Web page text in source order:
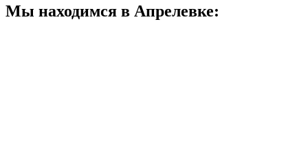
Мы находимся в Апрелевке: